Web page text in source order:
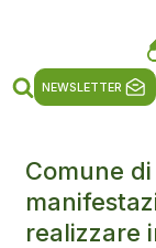
NEWSLETTER
Comune
realizzare